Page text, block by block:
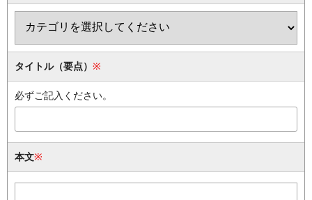
タイトル（要点） ※
必ずご記入ください。
本文※